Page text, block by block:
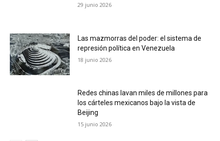
29 junio 2026
Las mazmorras del poder: el sistema de
represión política en Venezuela
18 junio 2026
Redes chinas lavan miles de millones para
los cárteles mexicanos bajo la vista de
Beijing
15 junio 2026